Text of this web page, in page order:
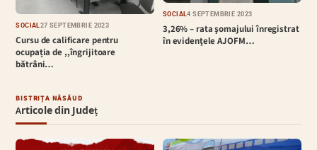
SOCIAL 27 SEPTEMBRIE 2023
Cursu de calificare pentru
ocupația de ,,îngrijitoare
bătrâni…
SOCIAL4 SEPTEMBRIE 2023
3,26% – rata şomajului înregistrat
în evidenţele AJOFM…
BISTRIȚA NĂSĂUD
Articole din Județ